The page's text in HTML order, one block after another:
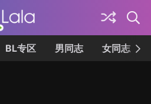
BL专区 男同志 女同志